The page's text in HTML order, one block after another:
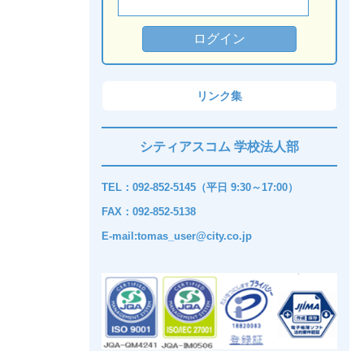
リンク集
シティアスコム 学校法人部
TEL：092-852-5145（平日 9:30～17:00）
FAX：092-852-5138
E-mail:tomas_user@city.co.jp